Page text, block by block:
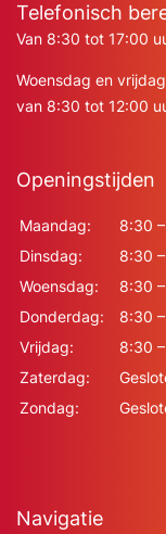
Telefonisch
Van 8:30 tot 17:00
Woensdag en vrijdag
van 8:30 tot 12:00
Openingstijden
Maandag:
8:30
Dinsdag:
8:30
Woensdag:
8:30
Donderdag:
8:30
Vrijdag:
8:30
Zaterdag:
Zondag:
Navigatie